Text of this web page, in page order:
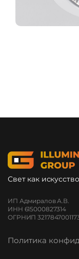
Свет как искусство
ИП Адмиралов А.В.
ИНН 615000827314
ОГРНИП
Политика